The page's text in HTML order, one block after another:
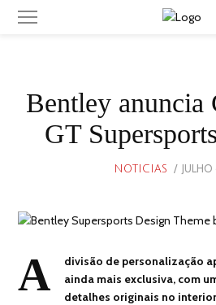
Bentley anuncia
GT
NOTICIAS
A
divisão de personalização
ainda mais exclusiva, com
detalhes originais no